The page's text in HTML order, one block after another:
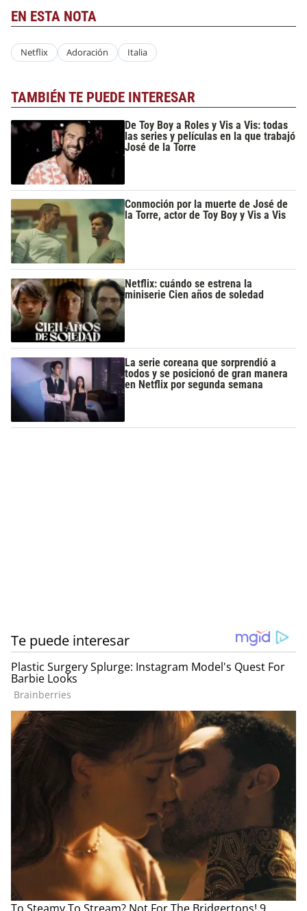
EN ESTA NOTA
Netflix Adoración Italia
TAMBIÉN TE PUEDE INTERESAR
De Toy Boy a Roles y Vis a Vis: todas
las series y películas en la que trabajó
José de la Torre
Conmoción por la muerte de José de
la Torre, actor de Toy Boy y Vis a Vis
Netflix: cuándo se estrena la
miniserie Cien años de soledad
La serie coreana que sorprendió a
todos y se posicionó de gran manera
en Netflix por segunda semana